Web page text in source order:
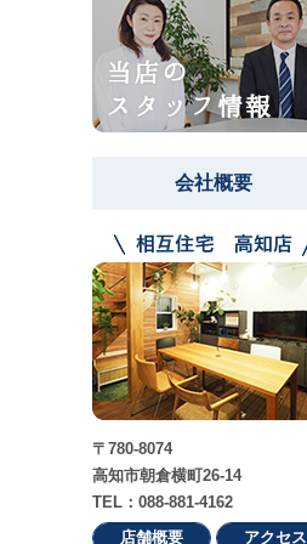
会社概要
〒780-8074
高知市朝倉横町26-14
TEL：088-881-4162
店舗概要
アクセス